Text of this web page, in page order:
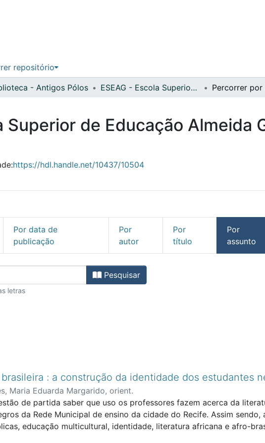
repositório
- Antigos Pólos ESEAG - Escola Superior de Educação Almeida Garrett Percorrer por
Superior de Educação Almeida
https://hdl.handle.net/10437/10504
Por data de
publicação
Por
autor
Por
título
Por
assunto
- Escola Superior de
Pesquisar
letras
: a construção da identidade dos estudantes
Maria Eduarda Margarido, orient.
de partida saber que uso os professores fazem acerca da
da Rede Municipal de ensino da cidade do Recife. Assim sendo,
educação multicultural, identidade, literatura africana e afro-
metodológica da Análise de Discurso (AD) na linha francesa